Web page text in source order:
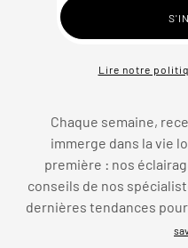
Lire notre
Chaque semaine,
immerge dans la vie
première : nos
conseils de nos
dernières tendances